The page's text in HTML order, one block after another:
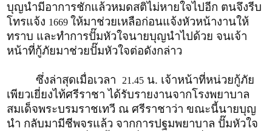
บุญนำมีอาการชักแล้วหมดสติไม่หายใจไปอีก ตนจึงรีบ
โทรแจ้ง 1669 ให้มาช่วยเหลือก่อนแจ้งหัวหน้างานให้
ทราบ และทำการปั๊มหัวใจนายบุญนำไปด้วย จนเจ้า
หน้าที่กู้ภัยมาช่วยปั๊มหัวใจต่อดังกล่าว
ซึ่งล่าสุดเมื่อเวลา 21.45 น. เจ้าหน้าที่หน่วยกู้ภัย
เพียวเยี่ยงไท้ศรีราชา ได้รับรายงานจากโรงพยาบาล
สมเด็จพระบรมราชเทวี ณ ศรีราชาว่า ขณะนี้นายบุญ
นำ กลับมามีชีพจรแล้ว จากการปฐมพยาบาล ปั๊มหัวใจ